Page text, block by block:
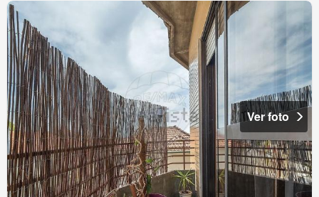
Ver foto